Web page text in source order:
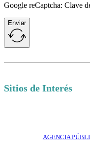
Google reCaptcha: Clave
Enviar
Sitios de Interés
AGENCIA